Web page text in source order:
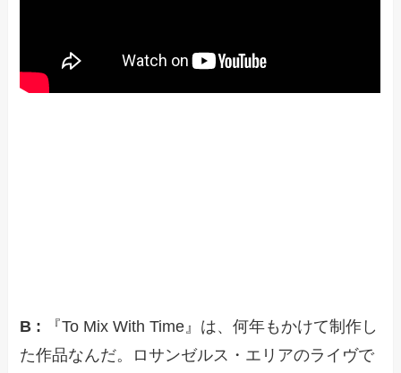
B :
『To Mix With Time』は、何年もかけて制作し
た作品なんだ。ロサンゼルス・エリアのライヴで